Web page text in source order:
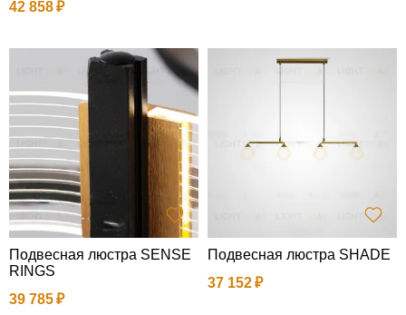
42 858
Подвесная люстра SENSE
RINGS
39 785
Подвесная люстра SHADE
37 152